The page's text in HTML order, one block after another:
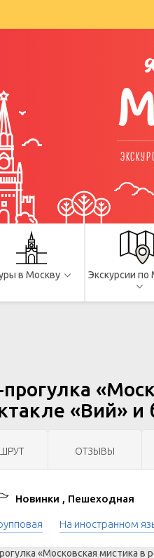
в Москву Экскурсии по
«Вий» и
ОТЗЫВЫ
Новинки , Пешеходная
На иностранном